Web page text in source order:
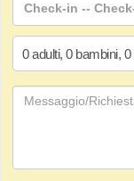
0 adulti, 0 bambini, 0